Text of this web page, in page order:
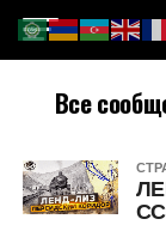
Все